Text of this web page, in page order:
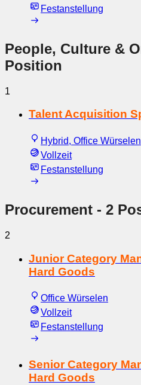
Festanstellung
People, Culture &
Position
1
Talent Acquisition
Hybrid, Office
Vollzeit
Festanstellung
Procurement - 2
2
Junior Category
Hard Goods
Office Würselen
Vollzeit
Festanstellung
Senior Category
Hard Goods